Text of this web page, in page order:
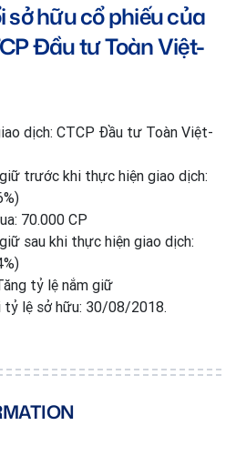
sở hữu cổ phiếu của
Đầu tư Toàn Việt-
dịch: CTCP Đầu tư Toàn Việt-
trước khi thực hiện giao dịch:
70.000 CP
sau khi thực hiện giao dịch:
tỷ lệ nắm giữ
tỷ lệ sở hữu: 30/08/2018.